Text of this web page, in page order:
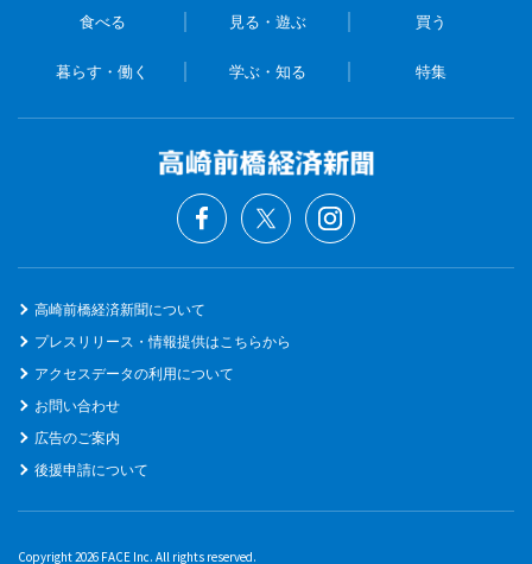
食べる 見る・遊ぶ 買う
暮らす・働く 学ぶ・知る 特集
高崎前橋経済新聞について
プレスリリース・情報提供はこちらから
アクセスデータの利用について
お問い合わせ
広告のご案内
後援申請について
Copyright 2026 FACE Inc. All rights reserved.